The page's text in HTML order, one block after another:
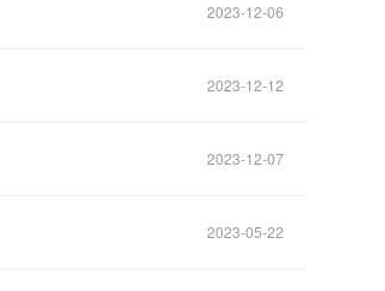
2023-12-06
2023-12-12
2023-12-07
2023-05-22